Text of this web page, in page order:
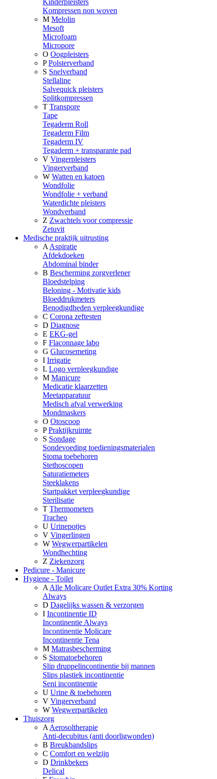
Kinderpleisters
Kompressen non woven
M Melolin
Mesoft
Microfoam
Micropore
O Oogpleisters
P Polsterverband
S Snelverband
Stellaline
Salvequick pleisters
Splitkompressen
T Transpore
Tape
Tegaderm Roll
Tegaderm Film
Tegaderm IV
Tegaderm + transparante pad
V Vingerpleisters
Vingerverband
W Watten en katoen
Wondfolie
Wondfolie + verband
Waterdichte pleisters
Wondverband
Z Zwachtels voor compressie
Zetuvit
Medische praktijk uitrusting
A Aspiratie
Afdekdoeken
Abdominal binder
B Bescherming zorgverlener
Bloedstelping
Beloning - Motivatie kids
Bloeddrukmeters
Benodigdheden verpleegkundige
C Corona zeftesten
D Diagnose
E EKG-gel
F Flaconnage labo
G Glucosemeting
I Irrigatie
L Logo verpleegkundige
M Manicure
Medicatie klaarzetten
Meetapparatuur
Medisch afval verwerking
Mondmaskers
O Otoscoop
P Praktijkruimte
S Sondage
Sondevoeding toedieningsmaterialen
Stoma toebehoren
Stethoscopen
Saturatiemeters
Steeklakens
Startpakket verpleegkundige
Sterilisatie
T Thermometers
Tracheo
U Urinepotjes
V Vingerlingen
W Wegwerpartikelen
Wondhechting
Z Ziekenzorg
Pedicure - Manicure
Hygiene - Toilet
A Alle Molicare Outlet Extra 30% Korting
Always
D Dagelijks wassen & verzorgen
I Incontinentie ID
Incontinentie Always
Incontinentie Molicare
Incontinentie Tena
M Matrasbescherming
S Stomatoebehoren
Slip druppelincontinentie bij mannen
Slips plastiek incontinentie
Seni incontinentie
U Urine & toebehoren
V Vingerverband
W Wegwerpartikelen
Thuiszorg
A Aerosoltherapie
Anti-decubitus (anti doorligwonden)
B Breukbandslips
C Comfort en welzijn
D Drinkbekers
Delical